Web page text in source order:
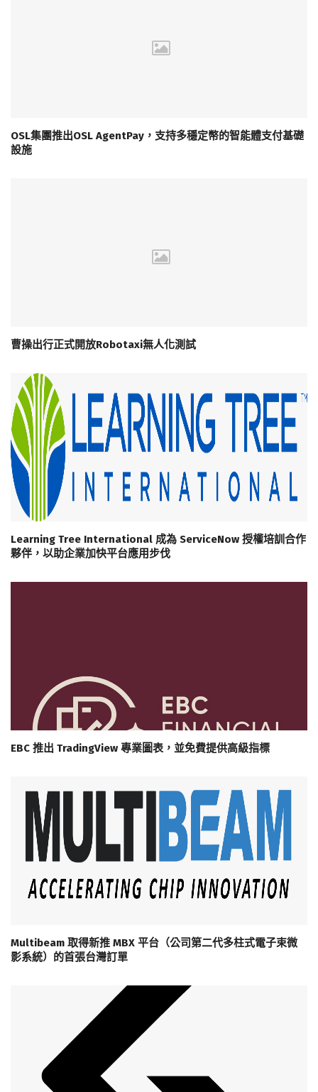
OSL集團推出OSL AgentPay，支持多穩定幣的智能體支付基礎
設施
曹操出行正式開放Robotaxi無人化測試
Learning Tree International 成為 ServiceNow 授權培訓合作
夥伴，以助企業加快平台應用步伐
EBC 推出 TradingView 專業圖表，並免費提供高級指標
Multibeam 取得新推 MBX 平台（公司第二代多柱式電子束微
影系統）的首張台灣訂單